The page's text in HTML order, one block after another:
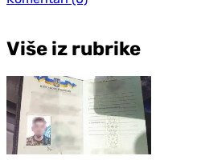
Više iz rubrike